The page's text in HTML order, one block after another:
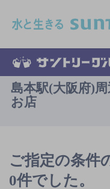
島本駅(大阪府)
お店
ご指定の条件
0件でした。